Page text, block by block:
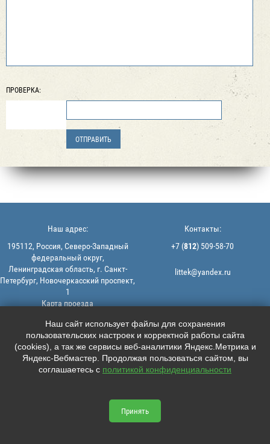
ПРОВЕРКА:
© 2013-2026 | ООО "ЛИТТЕК" -
производство и продажа РТИ
ИНН: 7806523560 | ОГРН:
1147847126162
Политика конфиденциальности |
Пользовательское соглашение
Наш адрес:
195112, Россия, Северо-Западный
федеральный округ,
Ленинградская область, г. Санкт-
Петербург, Новочеркасский проспект,
1
Карта проезда
Контакты:
+7 (812) 509-58-70
littek@yandex.ru
Мы в соцсетях:
    
Наш сайт использует файлы для сохранения
пользовательских настроек и корректной работы сайта
(cookies), а так же сервисы веб-аналитики Яндекс.Метрика и
Яндекс-Вебмастер. Продолжая пользоваться сайтом, вы
соглашаетесь с политикой конфиденциальности
Принять